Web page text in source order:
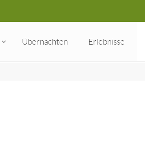
Übernachten Erlebnisse